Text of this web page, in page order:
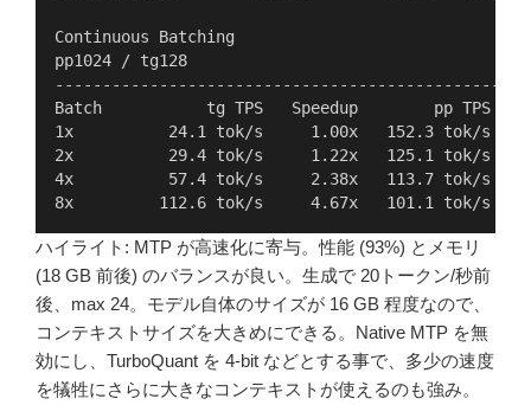
Continuous Batching
pp1024 / tg128
Batch           tg TPS   Speedup        pp TPS
1x          24.1 tok/s     1.00x   152.3 tok/s
2x          29.4 tok/s     1.22x   125.1 tok/s
4x          57.4 tok/s     2.38x   113.7 tok/s
8x         112.6 tok/s     4.67x   101.1 tok/s
ハイライト: MTP が高速化に寄与。性能 (93%) とメモリ
(18 GB 前後) のバランスが良い。生成で 20トークン/秒前
後、max 24。モデル自体のサイズが 16 GB 程度なので、
コンテキストサイズを大きめにできる。Native MTP を無
効にし、TurboQuant を 4-bit などとする事で、多少の速度
を犠牲にさらに大きなコンテキストが使えるのも強み。